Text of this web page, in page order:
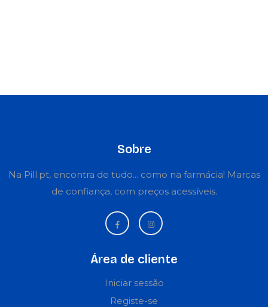
Sobre
Na Pill.pt, encontra de tudo... como na farmácia! Marcas
de confiança, com preços acessíveis.
Área de cliente
Iniciar sessão
Registe-se